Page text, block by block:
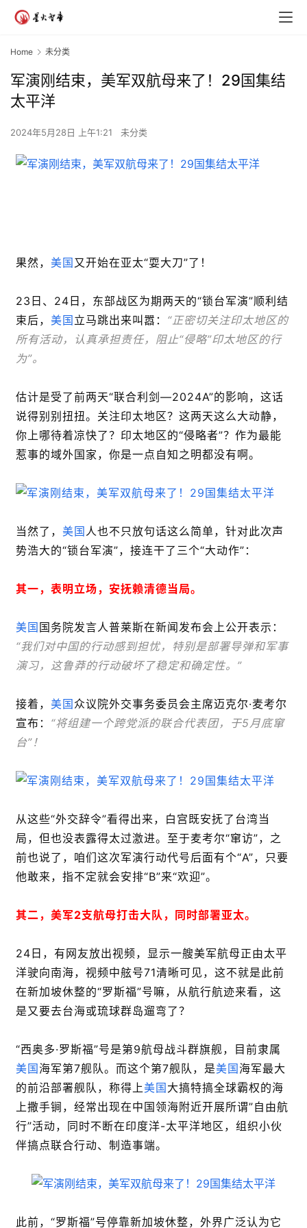
Home 未分类
军演刚结束，美军双航母来了！29国集结
太平洋
2024年5月28日 上午1:21 未分类
果然， 美国 又开始在亚太“耍大刀”了！
23日、24日，东部战区为期两天的“锁台军演”顺利结
束后， 美国 立马跳出来叫嚣： “正密切关注印太地区的
所有活动，认真承担责任，阻止“侵略”印太地区的行
为”。
估计是受了前两天“联合利剑—2024A”的影响，这话
说得别别扭扭。关注印太地区？这两天这么大动静，
你上哪待着凉快了？印太地区的“侵略者”？作为最能
惹事的域外国家，你是一点自知之明都没有啊。
当然了， 美国 人也不只放句话这么简单，针对此次声
势浩大的“锁台军演”，接连干了三个“大动作”：
其一，表明立场，安抚赖清德当局。
美国 国务院发言人普莱斯在新闻发布会上公开表示：
“我们对中国的行动感到担忧，特别是部署导弹和军事
演习，这鲁莽的行动破坏了稳定和确定性。”
接着， 美国 众议院外交事务委员会主席迈克尔·麦考尔
宣布： “将组建一个跨党派的联合代表团，于5月底窜
台”！
从这些“外交辞令”看得出来，白宫既安抚了台湾当
局，但也没表露得太过激进。至于麦考尔“窜访”，之
前也说了，咱们这次军演行动代号后面有个“A”，只要
他敢来，指不定就会安排“B”来“欢迎”。
其二，美军2支航母打击大队，同时部署亚太。
24日，有网友放出视频，显示一艘美军航母正由太平
洋驶向南海，视频中舷号71清晰可见，这不就是此前
在新加坡休整的“罗斯福”号嘛，从航行航迹来看，这
是又要去台海或琉球群岛遛弯了？
“西奥多·罗斯福”号是第9航母战斗群旗舰，目前隶属
美国 海军第7舰队。而这个第7舰队，是美国 海军最大
的前沿部署舰队，称得上美国 大搞特搞全球霸权的海
上撒手锏，经常出现在中国领海附近开展所谓”自由航
行”活动，同时不断在印度洋-太平洋地区，组织小伙
伴搞点联合行动、制造事端。
此前，“罗斯福”号停靠新加坡休整，外界广泛认为它